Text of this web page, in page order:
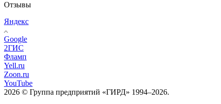
Отзывы
Яндекс
Google
2ГИС
Фламп
Yell.ru
Zoon.ru
YouTube
2026 © Группа предприятий «ГИРД» 1994–2026.